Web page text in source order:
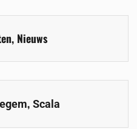
, Nieuws
, Scala